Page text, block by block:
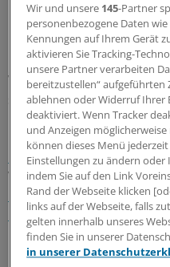
Eine weitere
Männer waren häufiger
Reaktionen betroffen als
Wahrscheinlichkeit eines
steigendem Lebensalter
Lesen Sie dazu auch:
riskant?Bluttest ermittelt
WespengiftallergieMehr
Rauchern Feigen
Mindern Atopien das
Wir und unsere 145-Partner
personenbezogene Daten
Kennungen auf Ihrem Gerät
aktivieren Sie Tracking-
unsere Partner verarbeiten
bereitzustellen“ aufgeführten
ablehnen oder Widerruf Ihrer
deaktiviert. Wenn Tracker
und Anzeigen
können dieses Menü
Einstellungen zu ändern
indem Sie auf den Link
Rand der Webseite klicken
links auf der Webseite, falls
gelten innerhalb unseres
finden Sie in unserer
in unserer